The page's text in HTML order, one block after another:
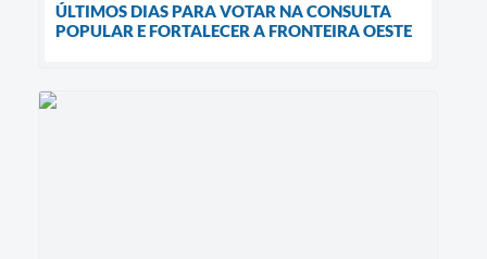
ÚLTIMOS DIAS PARA VOTAR NA CONSULTA
POPULAR E FORTALECER A FRONTEIRA OESTE